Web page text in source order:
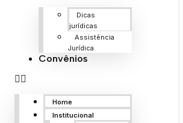
Dicas
jurídicas
Assistência
Jurídica
Convênios
Home
Institucional